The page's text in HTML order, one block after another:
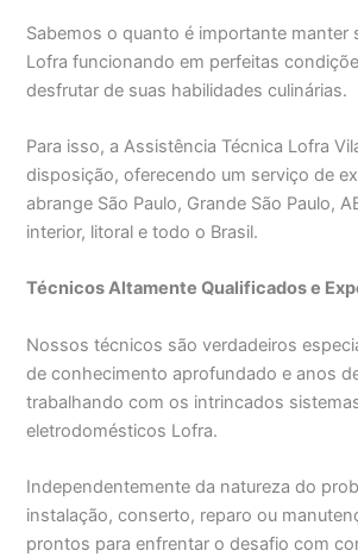
Sabemos o quanto é importante manter
Lofra funcionando em perfeitas
desfrutar de suas habilidades culinárias.
Para isso, a Assistência Técnica Lofra
disposição, oferecendo um serviço de
abrange São Paulo, Grande São Paulo,
interior, litoral e todo o Brasil.
Técnicos Altamente Qualificados e
Nossos técnicos são verdadeiros
de conhecimento aprofundado e anos
trabalhando com os intrincados
eletrodomésticos Lofra.
Independentemente da natureza do
instalação, conserto, reparo ou
prontos para enfrentar o desafio com